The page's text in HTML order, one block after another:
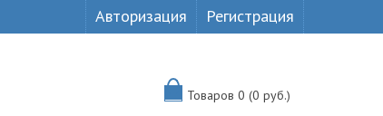
Авторизация Регистрация
Товаров 0 (0 руб.)